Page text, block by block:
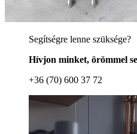
Segítségre lenne szüksége?
Hívjon minket, örömmel
+36 (70) 600 37 72